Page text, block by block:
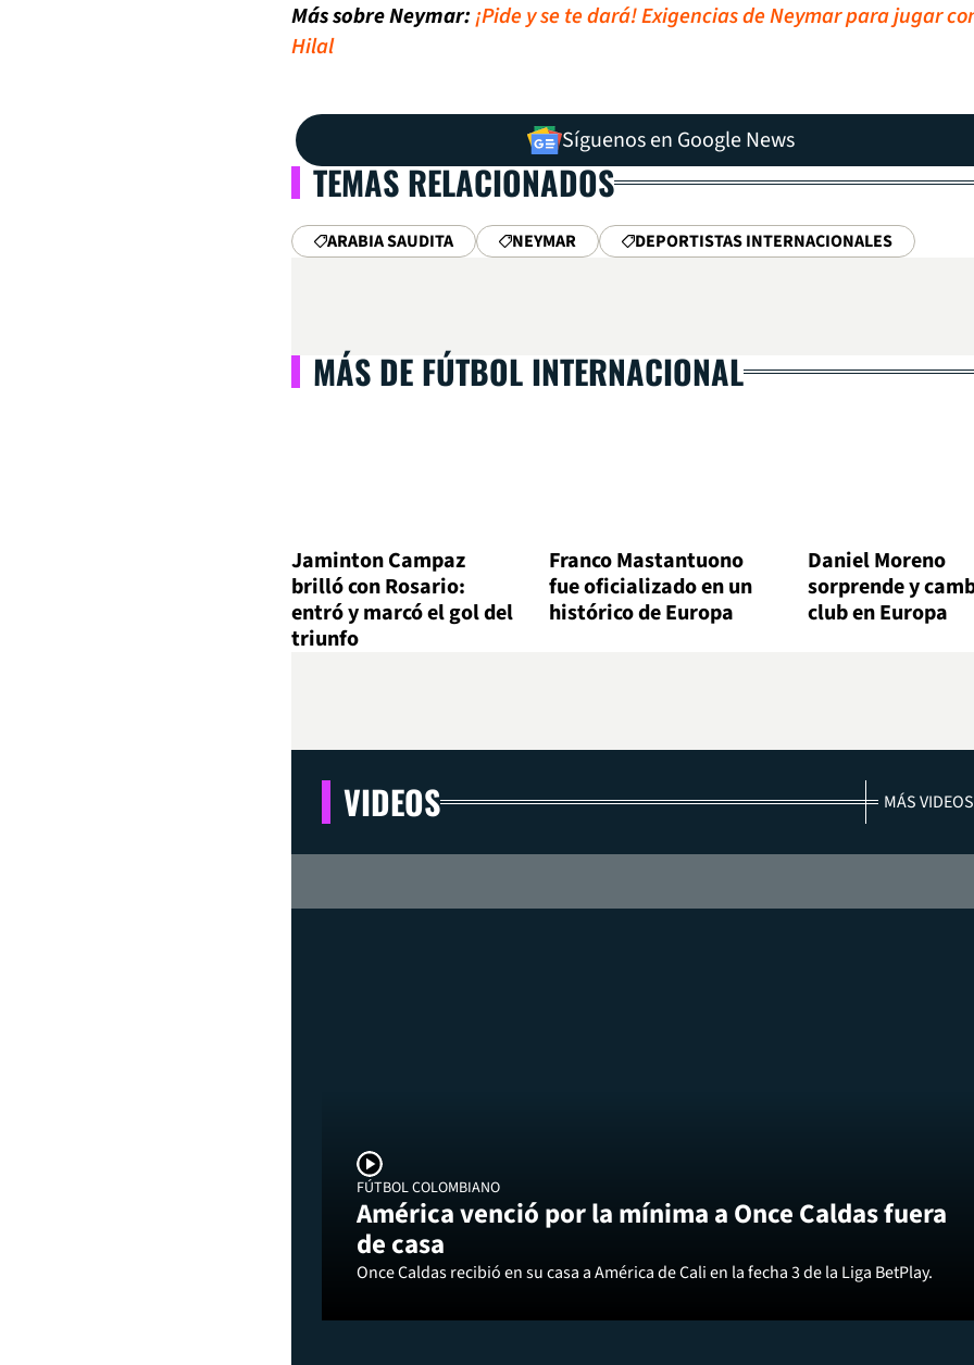
Más sobre Neymar:¡Pide y se te dará! Exigencias de Neymar para jugar
Hilal
Síguenos en Google News
TEMAS RELACIONADOS
ARABIA SAUDITA NEYMAR DEPORTISTAS INTERNACIONALES
MÁS DE FÚTBOL INTERNACIONAL
Jaminton Campaz
brilló con Rosario:
entró y marcó el gol del
triunfo
Franco Mastantuono
fue oficializado en un
histórico de Europa
Daniel Moreno
sorprende y
club en Europa
VIDEOS MÁS VIDEOS
FÚTBOL COLOMBIANO
América venció por la mínima a Once Caldas fuera
de casa
Once Caldas recibió en su casa a América de Cali en la fecha 3 de la Liga BetPlay.